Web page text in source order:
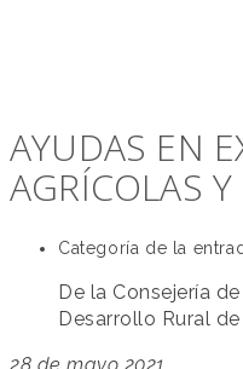
AYUDAS EN
AGRÍCOLAS
Categoría de la
De la Consejería
Desarrollo Rural